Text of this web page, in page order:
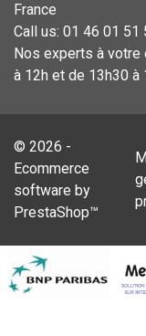
France
Call us: 01 46 01 51
Nos experts à votre
à 12h et de 13h30 à
© 2026 -
Ecommerce
software by
PrestaShop™